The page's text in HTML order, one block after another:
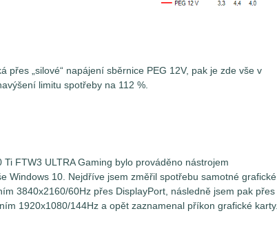
přes „silové“ napájení sběrnice PEG 12V, pak je zde vše v
limitu spotřeby na 112 %.
FTW3 ULTRA Gaming bylo prováděno nástrojem
Windows 10. Nejdříve jsem změřil spotřebu samotné grafické
3840x2160/60Hz přes DisplayPort, následně jsem pak přes
1920x1080/144Hz a opět zaznamenal příkon grafické karty.